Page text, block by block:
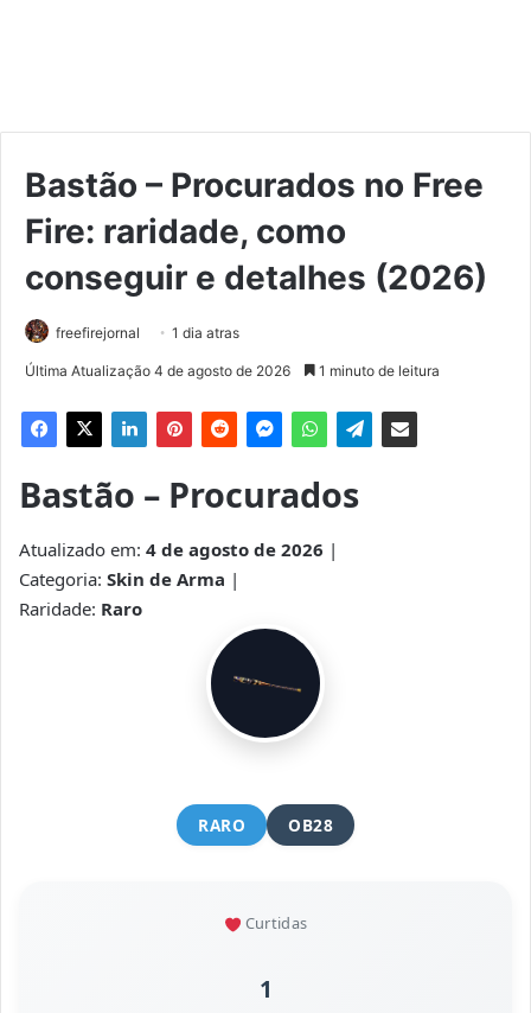
Bastão – Procurados no Free
Fire: raridade, como
conseguir e detalhes (2026)
freefirejornal 1 dia atras
Última Atualização 4 de agosto de 2026 1 minuto de leitura
Bastão – Procurados
Atualizado em: 4 de agosto de 2026 |
Categoria: Skin de Arma |
Raridade: Raro
RARO OB28
Curtidas
1